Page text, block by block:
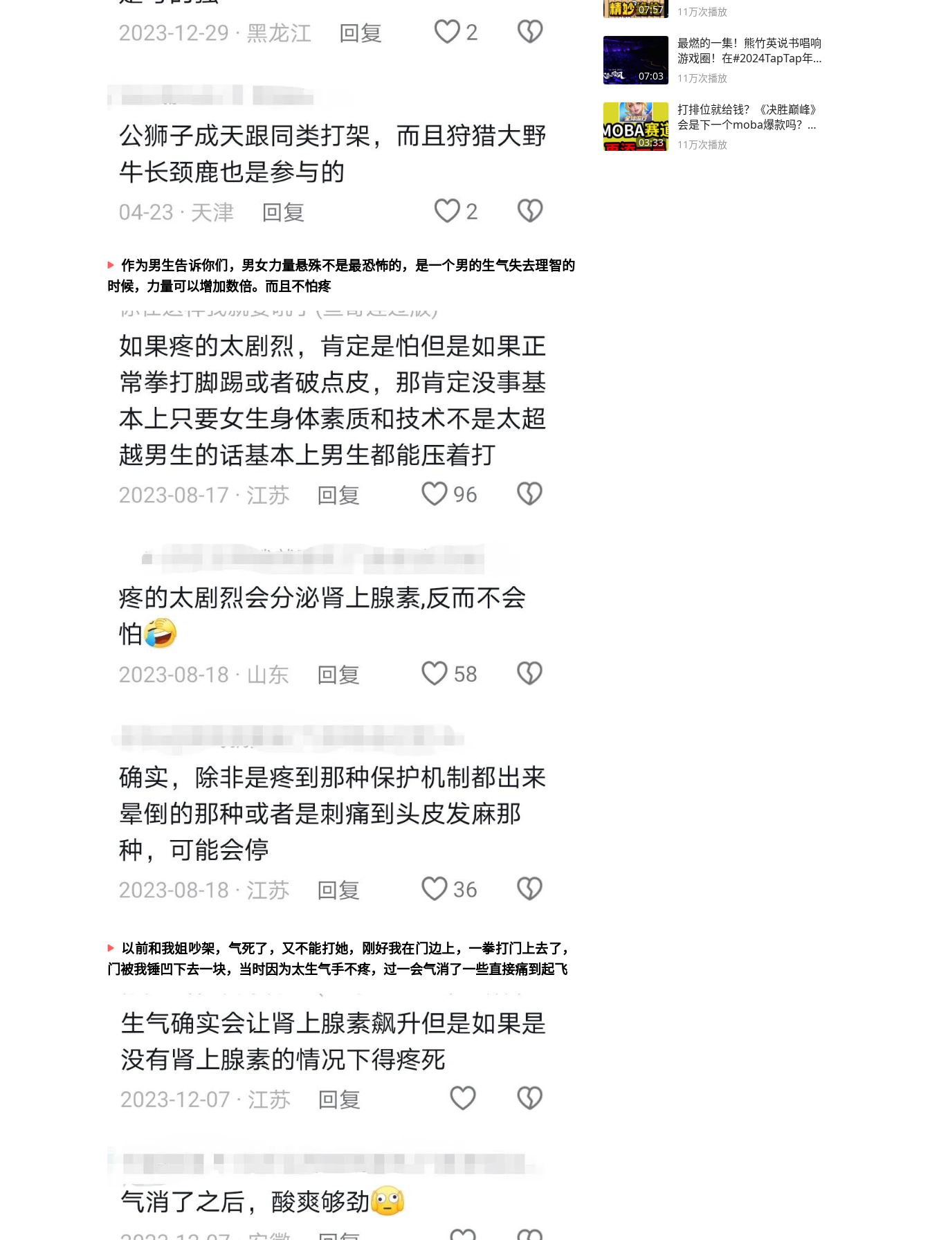
作为男生告诉你们，男女力量悬殊不是最恐怖的，是一个男的生气失去理智的
时候，力量可以增加数倍。而且不怕疼
以前和我姐吵架，气死了，又不能打她，刚好我在门边上，一拳打门上去了，
门被我锤凹下去一块，当时因为太生气手不疼，过一会气消了一些直接痛到起飞
07:57 局
11万次播放
07:03
最燃的一集！熊竹英说书唱响
游戏圈！在#2024TapTap年
度游戏大赏
11万次播放
03:33
打排位就给钱？《决胜巅峰》
会是下一个moba爆款吗？#
决胜巅峰
11万次播放